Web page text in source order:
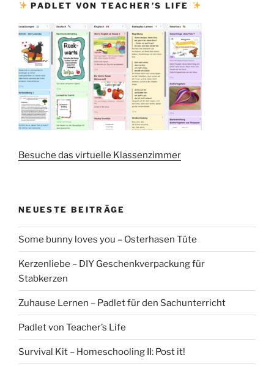
PADLET VON TEACHER’S LIFE
Besuche das virtuelle Klassenzimmer
NEUESTE BEITRÄGE
Some bunny loves you – Osterhasen Tüte
Kerzenliebe – DIY Geschenkverpackung für
Stabkerzen
Zuhause Lernen – Padlet für den Sachunterricht
Padlet von Teacher’s Life
Survival Kit – Homeschooling II: Post it!